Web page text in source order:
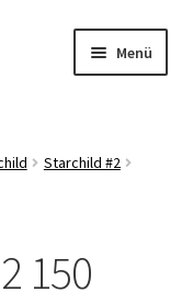
Menü
Starchild #2
150